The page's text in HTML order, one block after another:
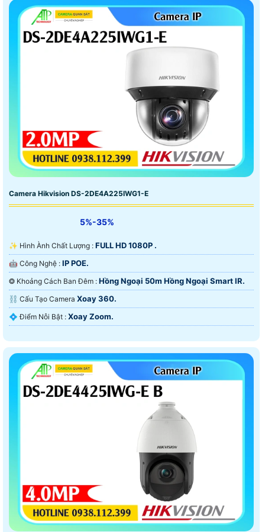
Camera Hikvision DS-2DE4A225IWG1-E
5%-35%
✨ Hình Ành Chất Lượng : FULL HD 1080P .
🤖️ Công Nghệ : IP POE.
❂ Khoảng Cách Ban Đêm : Hồng Ngoại 50m Hồng Ngoại Smart IR.
⛓ Cấu Tạo Camera Xoay 360.
️💠 Điểm Nỗi Bật : Xoay Zoom.